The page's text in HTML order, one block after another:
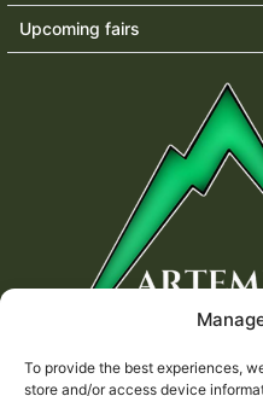
To provide the best experiences,
store and/or access device
Upcoming fairs